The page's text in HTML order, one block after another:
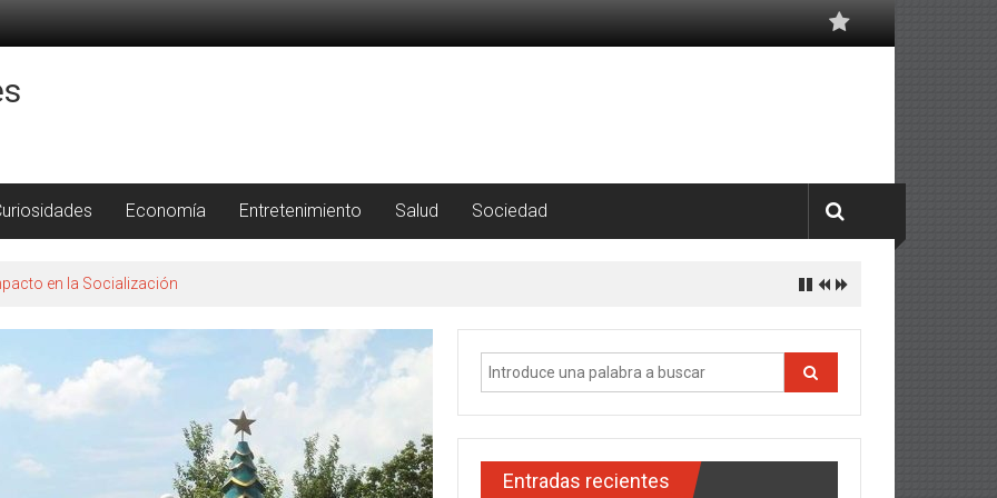
Economía Entretenimiento Salud Sociedad
en la Socialización
Entradas recientes